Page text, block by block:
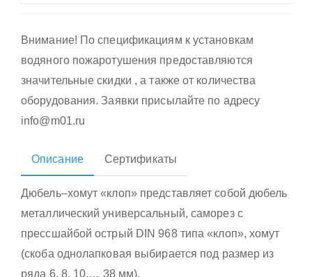
Внимание! По спецификациям к установкам
водяного пожаротушения предоставляются
значительные скидки , а также от количества
оборудования. Заявки присылайте по адресу
info@m01.ru
Описание Сертификаты
Дюбель–хомут «клоп» представляет собой дюбель
металлический универсальный, саморез с
прессшайбой острый DIN 968 типа «клоп», хомут
(скоба однолапковая выбирается под размер из
ряда 6, 8, 10,… 38 мм).